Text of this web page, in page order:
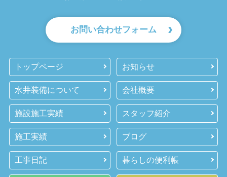
お問い合わせフォーム
トップページ お知らせ
水井装備について 会社概要
施設施工実績 スタッフ紹介
施工実績 ブログ
工事日記 暮らしの便利帳